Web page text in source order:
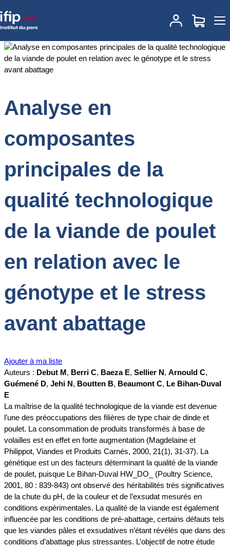
Accueil
Analyse en composantes principales de
la qualité technologique de la viande de poulet en relation avec le
Analyse en
composantes
principales de la
qualité technologique
de la viande de poulet
en relation avec le
génotype et le stress
avant abattage
Ajouter à ma liste
Auteurs : Debut M, Berri C, Baeza E, Sellier N, Arnould C,
Guémené D, Jehi N, Boutten B, Beaumont C, Le Bihan-Duval
E
La maîtrise de la qualité technologique de la viande est devenue
l’une des préoccupations des filières de type chair de dinde et
poulet. La consommation de produits transformés à base de
volailles est en effet en forte augmentation (Magdelaine et
Philippot, Viandes et Produits Carnés, 2000, 21(1), 31-37). La
génétique est un des facteurs déterminant la qualité de la viande
de poulet, puisque Le Bihan-Duval HW_DO_ (Poultry Science,
2001, 80 : 839-843) ont observé des héritabilités très significatives
de la chute du pH, de la couleur et de l’exsudat mesurés en
conditions expérimentales. La qualité de la viande est également
influencée par les conditions de pré-abattage, certains défauts tels
que les viandes pâles et exsudatives n’étant révélés que dans des
conditions d’abattage plus stressantes. L’objectif de notre étude